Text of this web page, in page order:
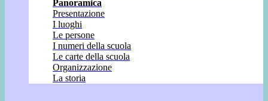
Panoramica
Presentazione
I luoghi
Le persone
I numeri della scuola
Le carte della scuola
Organizzazione
La storia